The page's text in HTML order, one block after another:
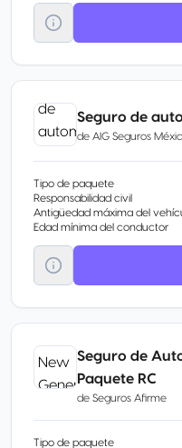
Seguro de
de AIG Seguros
Tipo de paquete
Responsabilidad civil
Antigüedad máxima del
Edad mínima del conductor
Seguro de
Paquete RC
de Seguros Afirme
Tipo de paquete